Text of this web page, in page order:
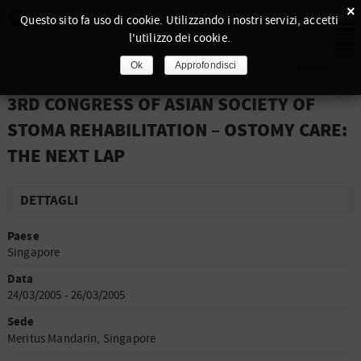
3RD CONGRESS OF ASIAN SOCIETY OF
STOMA REHABILITATION – OSTOMY CARE:
THE NEXT LAP
DETTAGLI
Paese
Singapore
Data
24/03/2005 - 26/03/2005
Sede
Meritus Mandarin, Singapore
×
Questo sito fa uso di cookie. Utilizzando i nostri servizi, accetti
l'utilizzo dei cookie.
Ok Approfondisci